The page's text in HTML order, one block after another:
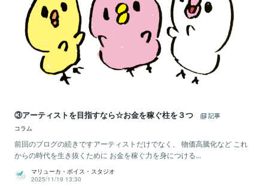
③アーティストを目指すなら☆お金を稼ぐ柱を３つ
記事
コラム
前回のブログの続きですアーティストだけでなく、 物価高騰化など これ
からの時代を生き抜くために お金を稼ぐ力を身につける...
マリューカ・ボイス・スタジオ
2025/11/19 13:30